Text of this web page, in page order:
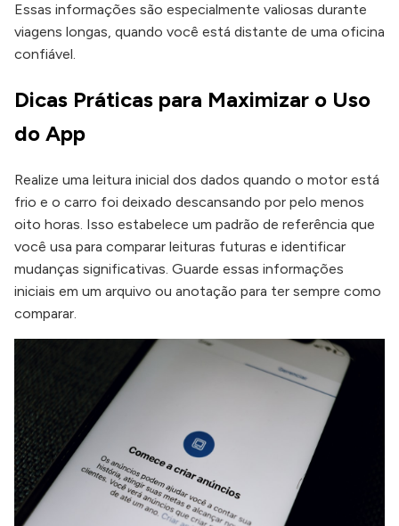
Essas informações são especialmente valiosas durante
viagens longas, quando você está distante de uma oficina
confiável.
Dicas Práticas para Maximizar o Uso
do App
Realize uma leitura inicial dos dados quando o motor está
frio e o carro foi deixado descansando por pelo menos
oito horas. Isso estabelece um padrão de referência que
você usa para comparar leituras futuras e identificar
mudanças significativas. Guarde essas informações
iniciais em um arquivo ou anotação para ter sempre como
comparar.